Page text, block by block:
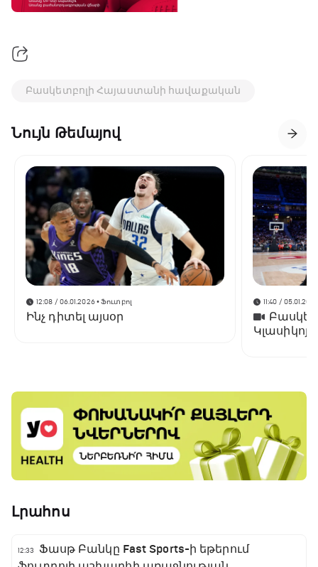
Բասկետբոլի Հայաստանի հավաքական
Նույն Թեմայով
12:08 / 06.01.2026• Ֆուտբոլ
Ինչ դիտել այսօր
11:40 /
Լրահոս
12:33
Ֆասթ Բանկը Fast Sports-ի եթերում